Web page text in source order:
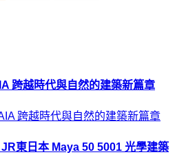
跨越時代與自然的建築新篇章
東日本 Maya 50 5001 光學建築